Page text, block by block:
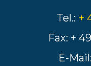
Tel.: +
Fax: +
E-Mail: